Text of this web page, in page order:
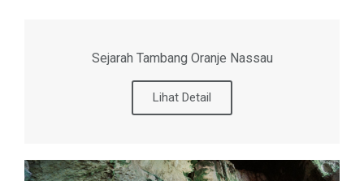
Sejarah Tambang Oranje Nassau
Lihat Detail